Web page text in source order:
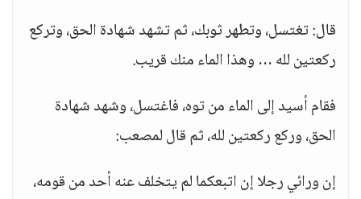
قال: تغتسل، وتطهر ثوبك، ثم تشهد شهادة الحق، وتركع
ركعتين لله … وهذا الماء منك قريب.
فقام أسيد إلى الماء من توه، فاغتسل، وشهد شهادة
الحق، وركع ركعتين لله، ثم قال لمصعب:
إن ورائي رجلا إن اتبعكما لم يتخلف عنه أحد من قومه،